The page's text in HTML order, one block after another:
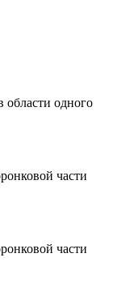
области одного
части
части